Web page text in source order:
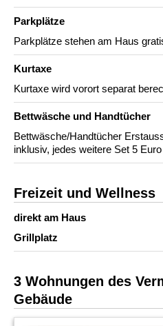
Parkplätze
Parkplätze stehen am Haus
Kurtaxe
Kurtaxe wird vorort separat
Bettwäsche und Handtücher
Bettwäsche/Handtücher
inklusiv, jedes weitere Set 5
Freizeit und Wellness
direkt am Haus
Grillplatz
3 Wohnungen des
Gebäude